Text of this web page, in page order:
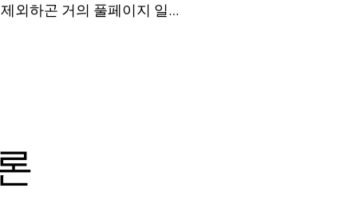
외하곤 거의 풀페이지 일